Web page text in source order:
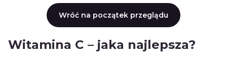
Wróć na początek przeglądu
Witamina C – jaka najlepsza?